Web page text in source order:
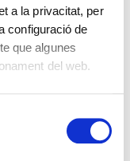
a la privacitat, per
configuració de
que algunes
del web.